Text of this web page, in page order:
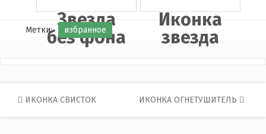
Звезда
без фона
Иконка
звезда
Метки: избранное
Post
navigation
ИКОНКА СВИСТОК ИКОНКА ОГНЕТУШИТЕЛЬ